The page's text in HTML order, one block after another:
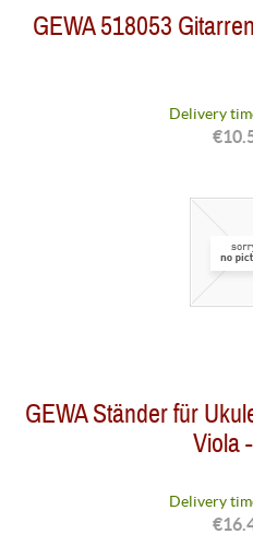
GEWA 518053
Delivery
GEWA Ständer für
Viola
Delivery